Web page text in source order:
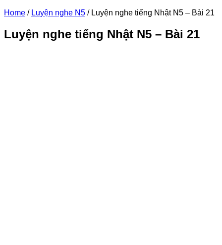
Home / Luyện nghe N5 / Luyện nghe tiếng Nhật N5 – Bài 21
Luyện nghe tiếng Nhật N5 – Bài 21